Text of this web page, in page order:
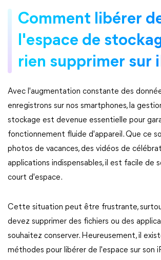
Comment libérer
l'espace de
rien supprimer sur
Avec l'augmentation constante des
enregistrons sur nos smartphones, la
stockage est devenue essentielle pour
fonctionnement fluide d'appareil. Que ce
photos de vacances, des vidéos de
applications indispensables, il est facile de
court d'espace.
Cette situation peut être frustrante,
devez supprimer des fichiers ou des
souhaitez conserver. Heureusement, il
méthodes pour libérer de l'espace sur son